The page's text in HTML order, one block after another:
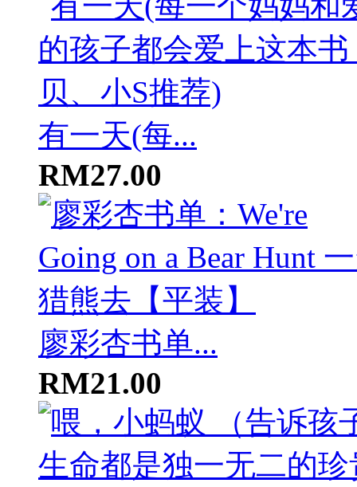
有一天(每...
RM27.00
廖彩杏书单...
RM21.00